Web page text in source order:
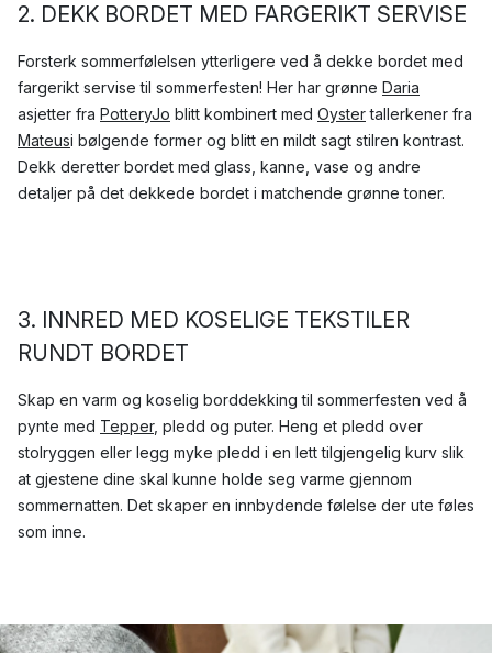
2. DEKK BORDET MED FARGERIKT SERVISE
Forsterk sommerfølelsen ytterligere ved å dekke bordet med
fargerikt servise til sommerfesten! Her har grønne Daria
asjetter fra PotteryJo blitt kombinert med Oystertallerkener fra
Mateusi bølgende former og blitt en mildt sagt stilren kontrast.
Dekk deretter bordet med glass, kanne, vase og andre
detaljer på det dekkede bordet i matchende grønne toner.
3. INNRED MED KOSELIGE TEKSTILER
RUNDT BORDET
Skap en varm og koselig borddekking til sommerfesten ved å
pynte med Tepper, pledd og puter. Heng et pledd over
stolryggen eller legg myke pledd i en lett tilgjengelig kurv slik
at gjestene dine skal kunne holde seg varme gjennom
sommernatten. Det skaper en innbydende følelse der ute føles
som inne.